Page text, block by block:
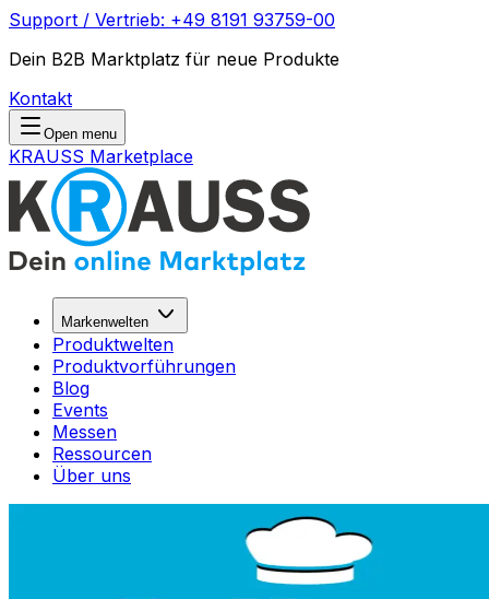
Support / Vertrieb: +49 8191 93759-00
Dein B2B Marktplatz für neue Produkte
Kontakt
Open menu
KRAUSS Marketplace
Markenwelten
Produktwelten
Produktvorführungen
Blog
Events
Messen
Ressourcen
Über uns